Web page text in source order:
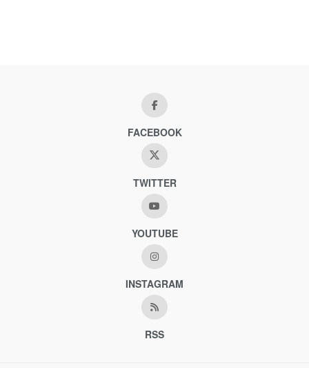
FACEBOOK
TWITTER
YOUTUBE
INSTAGRAM
RSS